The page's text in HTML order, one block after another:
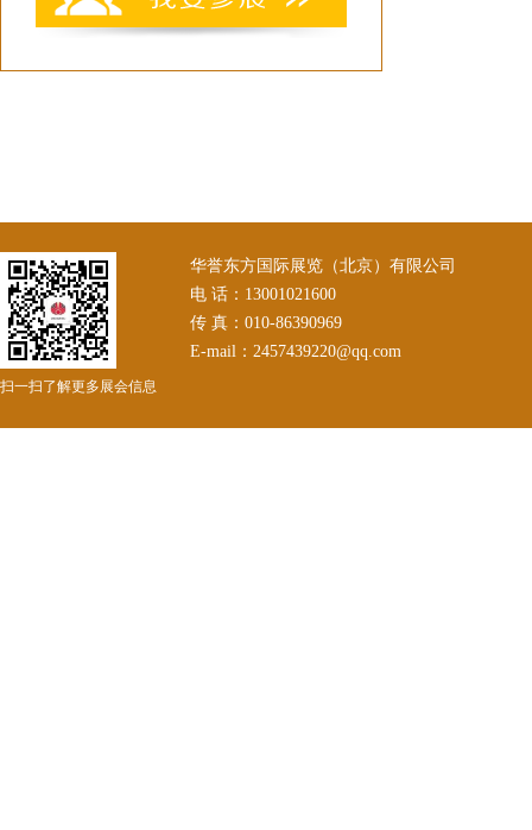
扫一扫了解更多展会信息
华誉东方国际展览（北京）有限公司
电 话：13001021600
传 真：010-86390969
E-mail：2457439220@qq.com